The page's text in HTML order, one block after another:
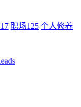
职场125 个人修养